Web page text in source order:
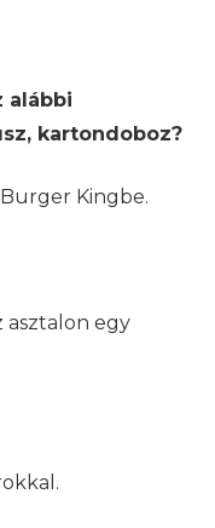
alábbi
kartondoboz?
Kingbe.
asztalon egy